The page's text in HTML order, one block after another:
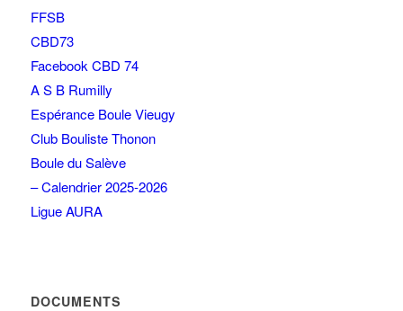
FFSB
CBD73
Facebook CBD 74
A S B Rumilly
Espérance Boule Vieugy
Club Bouliste Thonon
Boule du Salève
– Calendrier 2025-2026
Ligue AURA
DOCUMENTS